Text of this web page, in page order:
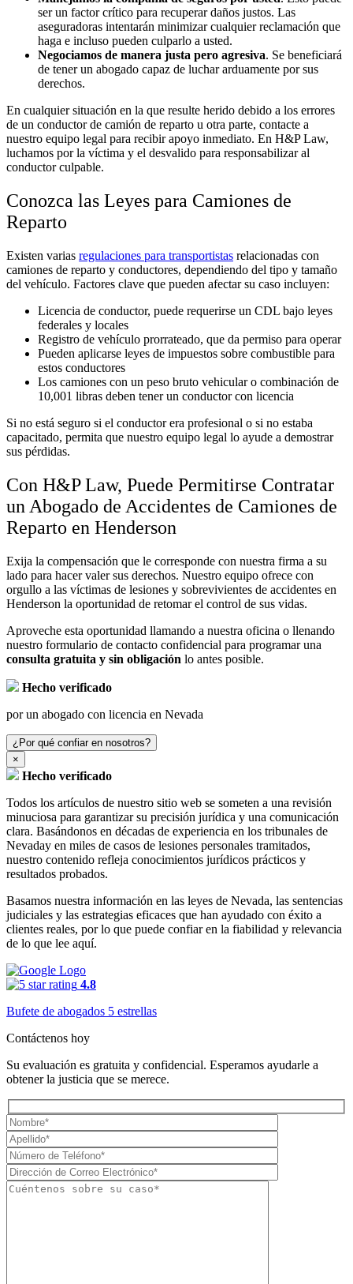
ser un factor crítico para recuperar daños justos. Las
aseguradoras intentarán minimizar cualquier reclamación que
haga e incluso pueden culparlo a usted.
Negociamos de manera justa pero agresiva. Se beneficiará
de tener un abogado capaz de luchar arduamente por sus
derechos.
En cualquier situación en la que resulte herido debido a los errores
de un conductor de camión de reparto u otra parte, contacte a
nuestro equipo legal para recibir apoyo inmediato. En H&P Law,
luchamos por la víctima y el desvalido para responsabilizar al
conductor culpable.
Conozca las Leyes para Camiones de
Reparto
Existen varias regulaciones para transportistas relacionadas con
camiones de reparto y conductores, dependiendo del tipo y tamaño
del vehículo. Factores clave que pueden afectar su caso incluyen:
Licencia de conductor, puede requerirse un CDL bajo leyes
federales y locales
Registro de vehículo prorrateado, que da permiso para operar
Pueden aplicarse leyes de impuestos sobre combustible para
estos conductores
Los camiones con un peso bruto vehicular o combinación de
10,001 libras deben tener un conductor con licencia
Si no está seguro si el conductor era profesional o si no estaba
capacitado, permita que nuestro equipo legal lo ayude a demostrar
sus pérdidas.
Con H&P Law, Puede Permitirse Contratar
un Abogado de Accidentes de Camiones de
Reparto en Henderson
Exija la compensación que le corresponde con nuestra firma a su
lado para hacer valer sus derechos. Nuestro equipo ofrece con
orgullo a las víctimas de lesiones y sobrevivientes de accidentes en
Henderson la oportunidad de retomar el control de sus vidas.
Aproveche esta oportunidad llamando a nuestra oficina o llenando
nuestro formulario de contacto confidencial para programar una
consulta gratuita y sin obligación lo antes posible.
Hecho verificado
por un abogado con licencia en Nevada
¿Por qué confiar en nosotros?
×
Hecho verificado
Todos los artículos de nuestro sitio web se someten a una revisión
minuciosa para garantizar su precisión jurídica y una comunicación
clara. Basándonos en décadas de experiencia en los tribunales de
Nevaday en miles de casos de lesiones personales tramitados,
nuestro contenido refleja conocimientos jurídicos prácticos y
resultados probados.
Basamos nuestra información en las leyes de Nevada, las sentencias
judiciales y las estrategias eficaces que han ayudado con éxito a
clientes reales, por lo que puede confiar en la fiabilidad y relevancia
de lo que lee aquí.
4.8
Bufete de abogados 5 estrellas
Contáctenos hoy
Su evaluación es gratuita y confidencial. Esperamos ayudarle a
obtener la justicia que se merece.